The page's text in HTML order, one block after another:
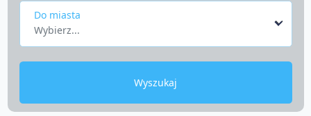
Do miasta
Wybierz...
Wyszukaj